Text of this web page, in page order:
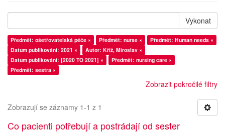
Vykonat
Předmět: ošetřovatelská péče × Předmět: nurse ×
Předmět: Human needs ×
Datum publikování: 2021 ×
Autor: Kříž, Miroslav ×
Datum publikování: [2020 TO 2021] ×
Předmět: nursing care ×
Předmět: sestra ×
Zobrazit pokročilé filtry
Zobrazují se záznamy 1-1 z 1
Co pacienti potřebují a postrádají od sester